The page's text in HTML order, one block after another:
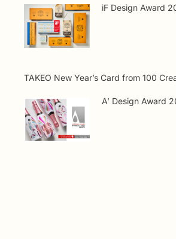
iF Design Award
TAKEO New Year’s Card from 100
A’ Design Award